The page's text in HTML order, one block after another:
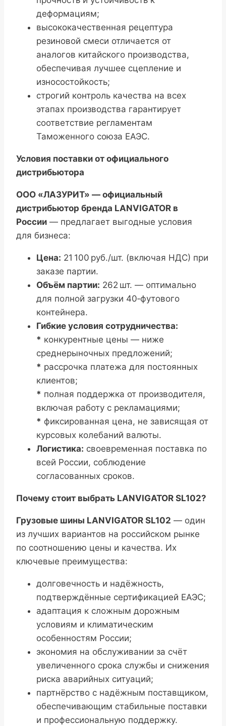
деформациям;
высококачественная рецептура
резиновой смеси отличается от
аналогов китайского производства,
обеспечивая лучшее сцепление и
износостойкость;
строгий контроль качества на всех
этапах производства гарантирует
соответствие регламентам
Таможенного союза ЕАЭС.
Условия поставки от официального
дистрибьютора
ООО «ЛАЗУРИТ» — официальный
дистрибьютор бренда LANVIGATOR в
России — предлагает выгодные условия
для бизнеса:
Цена: 21 100 руб./шт. (включая НДС) при
заказе партии.
Объём партии: 262 шт. — оптимально
для полной загрузки 40‑футового
контейнера.
Гибкие условия сотрудничества:
* конкурентные цены — ниже
среднерыночных предложений;
* рассрочка платежа для постоянных
клиентов;
* полная поддержка от производителя,
включая работу с рекламациями;
* фиксированная цена, не зависящая от
курсовых колебаний валюты.
Логистика: своевременная поставка по
всей России, соблюдение
согласованных сроков.
Почему стоит выбрать LANVIGATOR SL102?
Грузовые шины LANVIGATOR SL102 — один
из лучших вариантов на российском рынке
по соотношению цены и качества. Их
ключевые преимущества:
долговечность и надёжность,
подтверждённые сертификацией ЕАЭС;
адаптация к сложным дорожным
условиям и климатическим
особенностям России;
экономия на обслуживании за счёт
увеличенного срока службы и снижения
риска аварийных ситуаций;
партнёрство с надёжным поставщиком,
обеспечивающим стабильные поставки
и профессиональную поддержку.